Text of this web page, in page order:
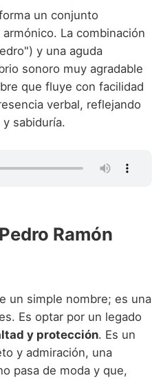
un conjunto
La combinación
y una aguda
sonoro muy agradable
que fluye con facilidad
verbal, reflejando
sabiduría.
Ramón
un simple nombre; es una
Es optar por un legado
y protección. Es un
y admiración, una
pasa de moda y que,